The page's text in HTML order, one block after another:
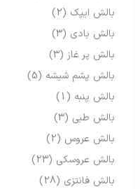
بالش ایپک (2)
بالش بادی (3)
بالش پر غاز (3)
بالش پشم شیشه (5)
بالش پنبه (1)
بالش طبی (3)
بالش عروس (2)
بالش عروسکی (23)
بالش فانتزی (28)